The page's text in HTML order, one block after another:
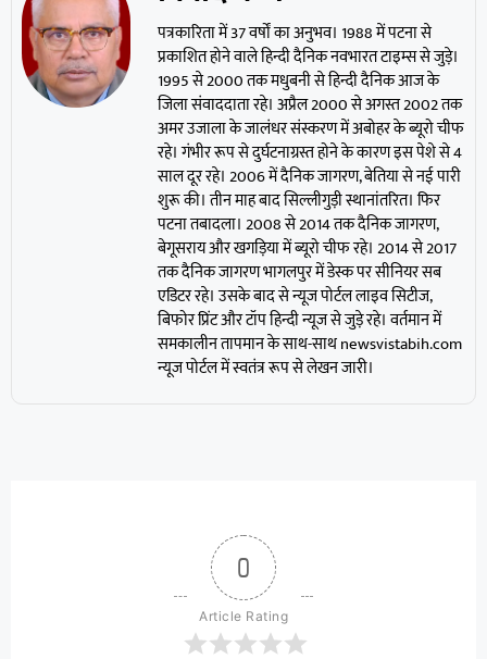
पत्रकारिता में 37 वर्षों का अनुभव। 1988 में पटना से
प्रकाशित होने वाले हिन्दी दैनिक नवभारत टाइम्स से जुड़े।
1995 से 2000 तक मधुबनी से हिन्दी दैनिक आज के
जिला संवाददाता रहे। अप्रैल 2000 से अगस्त 2002 तक
अमर उजाला के जालंधर संस्करण में अबोहर के ब्यूरो चीफ
रहे। गंभीर रूप से दुर्घटनाग्रस्त होने के कारण इस पेशे से 4
साल दूर रहे। 2006 में दैनिक जागरण, बेतिया से नई पारी
शुरू की। तीन माह बाद सिल्लीगुड़ी स्थानांतरित। फिर
पटना तबादला। 2008 से 2014 तक दैनिक जागरण,
बेगूसराय और खगड़िया में ब्यूरो चीफ रहे। 2014 से 2017
तक दैनिक जागरण भागलपुर में डेस्क पर सीनियर सब
एडिटर रहे। उसके बाद से न्यूज पोर्टल लाइव सिटीज,
बिफोर प्रिंट और टॉप हिन्दी न्यूज से जुड़े रहे। वर्तमान में
समकालीन तापमान के साथ-साथ newsvistabih.com
न्यूज पोर्टल में स्वतंत्र रूप से लेखन जारी।
0
Article Rating